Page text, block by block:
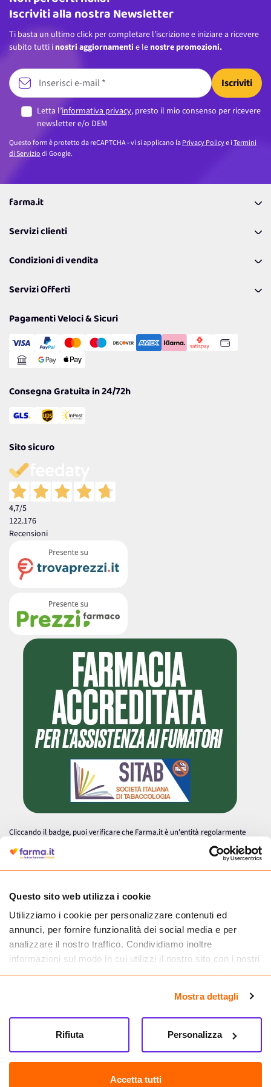
Questo sito web utilizza i cookie
Utilizziamo i cookie per personalizzare contenuti ed
annunci, per fornire funzionalità dei social media e per
analizzare il nostro traffico. Condividiamo inoltre
informazioni sul modo in cui utilizzi il nostro sito con i nostri
partner che si occupano di analisi dei dati web, pubblicità e
informazioni che hai fornito loro o che hanno raccolto dal
tuo utilizzo dei loro servizi.
Mostra dettagli
Accetta tutti
Personalizza
Rifiuta
Iscriviti alla nostra Newsletter
Ti basta un ultimo click per completare l’iscrizione e iniziare a ricevere
subito tutti i nostri aggiornamenti e le nostre promozioni.
Iscriviti
Letta l’informativa privacy, presto il mio consenso per ricevere
newsletter e/o DEM
Questo form è protetto da reCAPTCHA - vi si applicano laPrivacy Policye iTermini
di Serviziodi Google.
farma.it
Coupon
Lavora con noi
Politiche per la parità di genere
Servizi clienti
Richiamami
Resi
Condizioni di vendita
Spedizioni
Cookie Policy
Gestisci Cookie
Servizi Offerti
Reso Facile e Veloce
Pagamenti Veloci & Sicuri
Consegna Gratuita in 24/72h
Sito sicuro
4,7/5
122.176
Recensioni
Cliccando il badge, puoi verificare che Farma.it è un'entità regolarmente
autorizzata dal Ministero della Salute a effettuare la vendita online di
medicinali.
Farma.it S.a.s. P. IVA 07417261216 REA: NA-884088
CREDITS
Sede legale Via delle Repubbliche Marinare 128, 80147 Napoli